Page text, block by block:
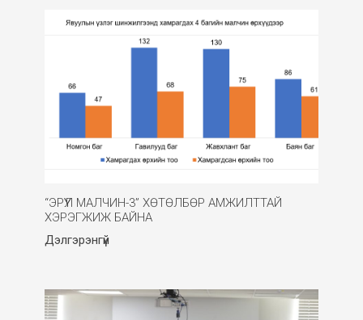
“ЭРҮҮЛ МАЛЧИН-3” ХӨТӨЛБӨР АМЖИЛТТАЙ
ХЭРЭГЖИЖ БАЙНА
Дэлгэрэнгүй